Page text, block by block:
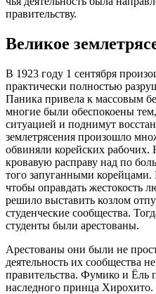
правительству.
Великое
В 1923 году 1 сентября
практически полностью
Паника привела к массовым
многие были обеспокоены
ситуацией и поднимут
землетрясения произошло
обвиняли корейских рабочих.
кровавую расправу над по
того запуганными корейцами.
чтобы оправдать жестокость
решило выставить козлом
студенческие сообщества.
студенты были арестованы.
Арестованы они были не
деятельность их сообщества
правительства. Фумико и Ёль
наследного принца Хирохито.